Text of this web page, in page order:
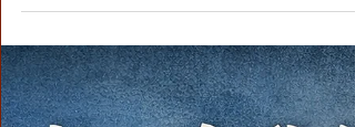
新北場 新北市三重綜合體育館 演藝廳 千手千
眼觀音菩薩是最慈悲的，為大悲之王，化身
各種形象而為眾生說法，循聲救苦，免災免